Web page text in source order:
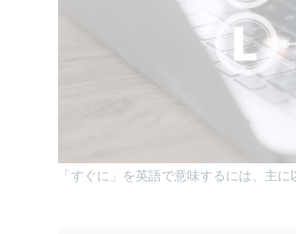
「すぐに」を英語で意味するには、主に